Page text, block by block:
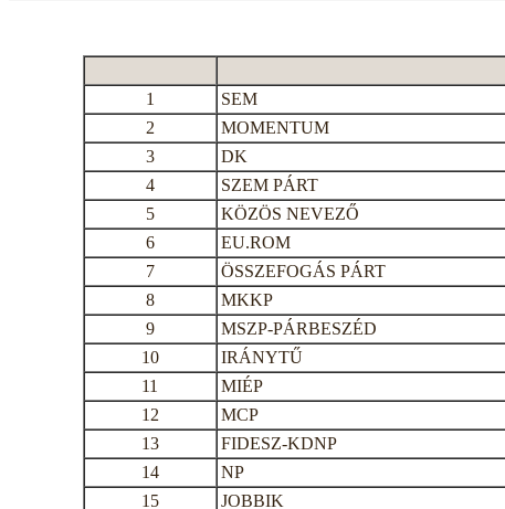
1
SEM
2
MOMENTUM
3
DK
4
SZEM PÁRT
5
KÖZÖS NEVEZŐ
6
EU.ROM
7
ÖSSZEFOGÁS PÁRT
8
MKKP
9
MSZP-PÁRBESZÉD
10
IRÁNYTŰ
11
MIÉP
12
MCP
13
FIDESZ-KDNP
14
NP
15
JOBBIK